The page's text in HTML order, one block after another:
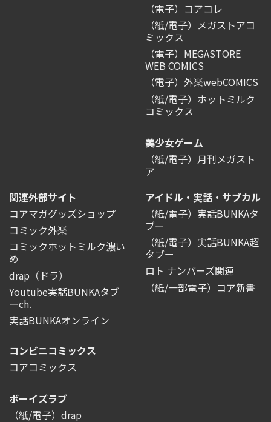
（電子）コアコレ
（紙/電子）メガストアコ
ミックス
（電子）MEGASTORE
WEB COMICS
（電子）外楽webCOMICS
（紙/電子）ホットミルク
コミックス
美少女ゲーム
（紙/電子）月刊メガスト
ア
関連外部サイト
コアマガグッズショップ
コミック外楽
コミックホットミルク濃い
め
drap（ドラ）
Youtube実話BUNKAタブ
ーch.
実話BUNKAオンライン
アイドル・実話・サブカル
（紙/電子）実話BUNKAタ
ブー
（紙/電子）実話BUNKA超
タブー
ロト ナンバーズ関連
（紙/一部電子）コア新書
コンビニコミックス
コアコミックス
ボーイズラブ
（紙/電子）drap